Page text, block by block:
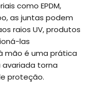
como EPDM,
as juntas podem
raios UV, produtos
las
mão é uma prática
torna
proteção.